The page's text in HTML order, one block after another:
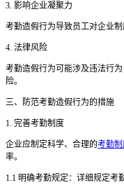
3. 影响企业凝聚力
考勤造假行为导致员工对企业
4. 法律风险
考勤造假行为可能涉及违法行
险。
三、防范考勤造假行为的措施
1. 完善考勤制度
企业应制定科学、合理的考勤
率。
1.1 明确考勤规定：详细规定考